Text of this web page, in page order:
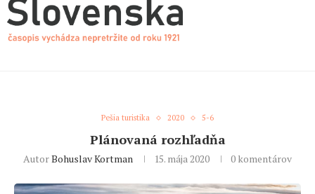
Pešia turistika 2020 5-6
Plánovaná rozhľadňa
AutorBohuslav Kortman 15. mája 2020 0 komentárov